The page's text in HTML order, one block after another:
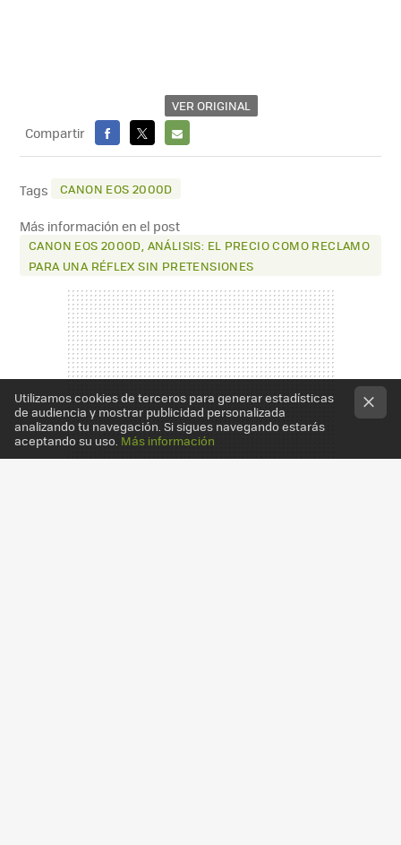
VER ORIGINAL
Compartir
FACEBOOK
X
E-
MAIL
Tags CANON EOS 2000D
Más información en el post
CANON EOS 2000D, ANÁLISIS: EL PRECIO COMO RECLAMO
PARA UNA RÉFLEX SIN PRETENSIONES
Utilizamos cookies de terceros para generar estadísticas
de audiencia y mostrar publicidad personalizada
analizando tu navegación. Si sigues navegando estarás
aceptando su uso. Más información